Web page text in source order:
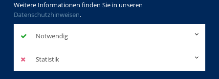
Weitere Informationen finden Sie in unseren
Datenschutzhinweisen.
Notwendig
Statistik
Tastschreiben mit Word
zurück